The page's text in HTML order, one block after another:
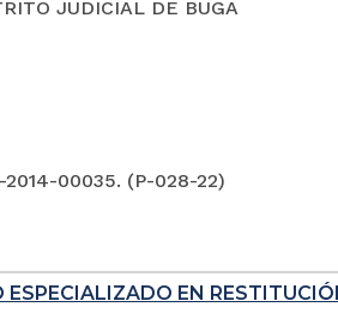
JUDICIAL DE BUGA
2014-00035. (P-028-22)
EN